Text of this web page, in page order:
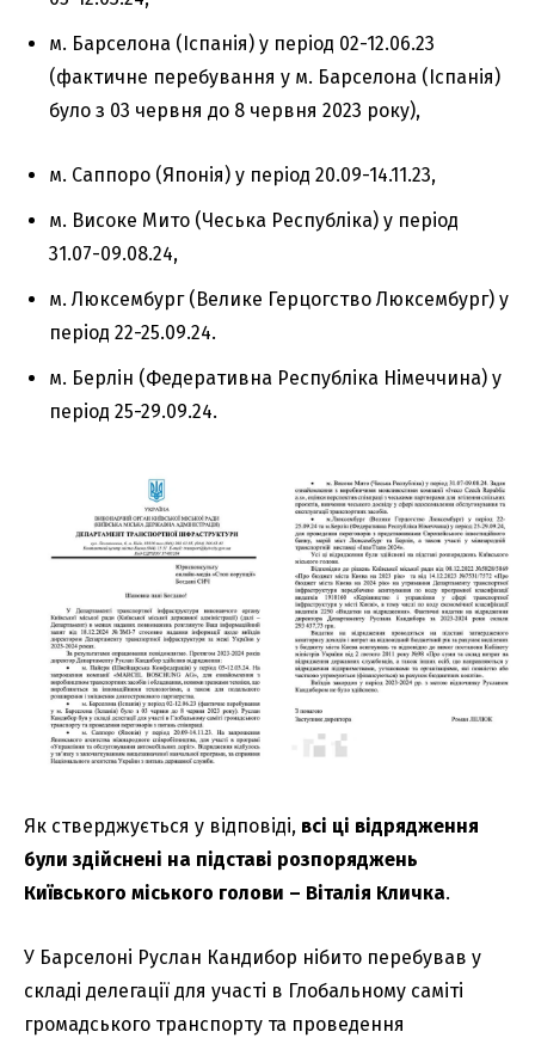
м. Барселона (Іспанія) у період 02-12.06.23
(фактичне перебування у м. Барселона (Іспанія)
було з 03 червня до 8 червня 2023 року),
м. Саппоро (Японія) у період 20.09-14.11.23,
м. Високе Мито (Чеська Республіка) у період
31.07-09.08.24,
м. Люксембург (Велике Герцогство Люксембург) у
період 22-25.09.24.
м. Берлін (Федеративна Республіка Німеччина) у
період 25-29.09.24.
Як стверджується у відповіді, всі ці відрядження
були здійснені на підставі розпоряджень
Київського міського голови – Віталія Кличка.
У Барселоні Руслан Кандибор нібито перебував у
складі делегації для участі в Глобальному саміті
громадського транспорту та проведення